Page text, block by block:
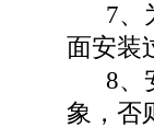
7、为
面安装
8、安
象，否